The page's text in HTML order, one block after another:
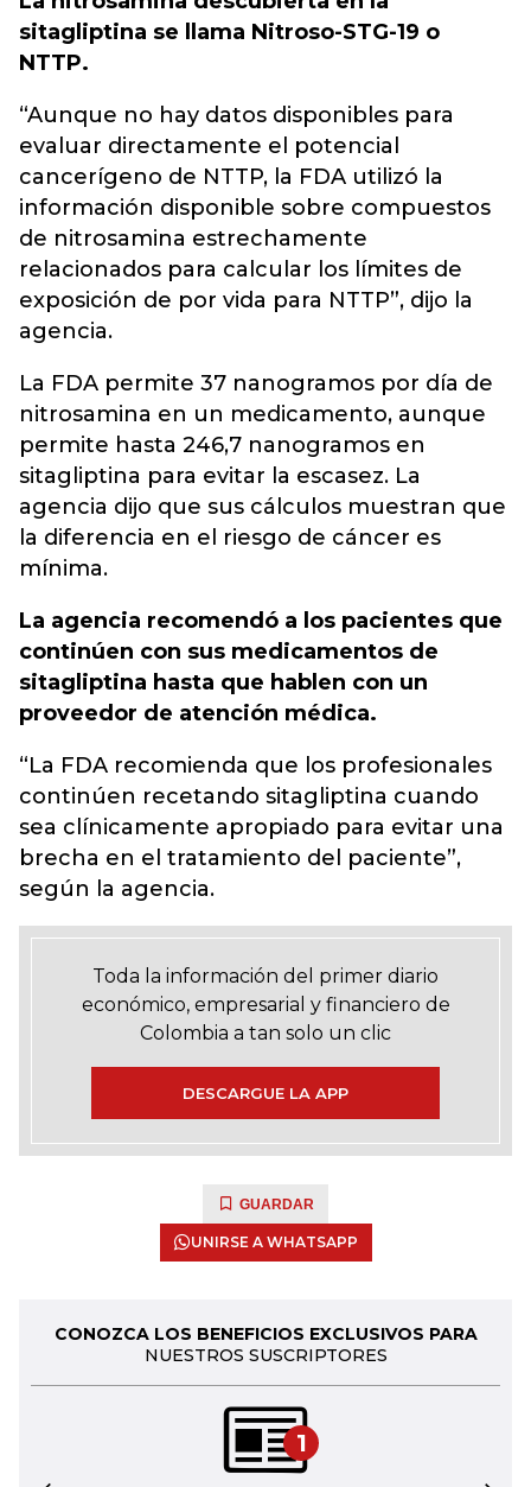
sitagliptina se llama Nitroso-STG-19 o
NTTP.
“Aunque no hay datos disponibles para
evaluar directamente el potencial
cancerígeno de NTTP, la FDA utilizó la
información disponible sobre compuestos
de nitrosamina estrechamente
relacionados para calcular los límites de
exposición de por vida para NTTP”, dijo la
agencia.
La FDA permite 37 nanogramos por día de
nitrosamina en un medicamento, aunque
permite hasta 246,7 nanogramos en
sitagliptina para evitar la escasez. La
agencia dijo que sus cálculos muestran que
la diferencia en el riesgo de cáncer es
mínima.
La agencia recomendó a los pacientes que
continúen con sus medicamentos de
sitagliptina hasta que hablen con un
proveedor de atención médica.
“La FDA recomienda que los profesionales
continúen recetando sitagliptina cuando
sea clínicamente apropiado para evitar una
brecha en el tratamiento del paciente”,
según la agencia.
Toda la información del primer diario
económico, empresarial y financiero de
Colombia a tan solo un clic
DESCARGUE LA APP
GUARDAR
UNIRSE A WHATSAPP
CONOZCA LOS BENEFICIOS EXCLUSIVOS PARA
NUESTROS SUSCRIPTORES
1